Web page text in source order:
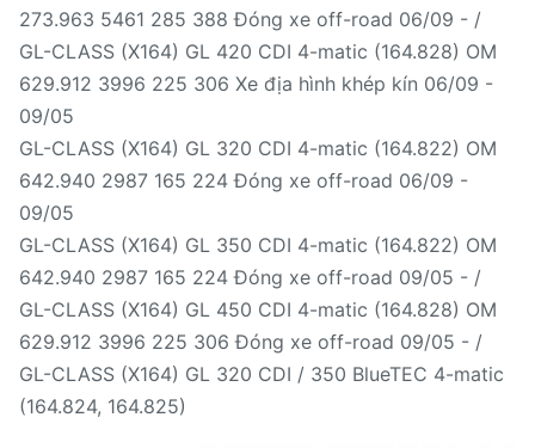
273.963 5461 285 388 Đóng xe off-road 06/09 - /
GL-CLASS (X164) GL 420 CDI 4-matic (164.828) OM
629.912 3996 225 306 Xe địa hình khép kín 06/09 -
09/05
GL-CLASS (X164) GL 320 CDI 4-matic (164.822) OM
642.940 2987 165 224 Đóng xe off-road 06/09 -
09/05
GL-CLASS (X164) GL 350 CDI 4-matic (164.822) OM
642.940 2987 165 224 Đóng xe off-road 09/05 - /
GL-CLASS (X164) GL 450 CDI 4-matic (164.828) OM
629.912 3996 225 306 Đóng xe off-road 09/05 - /
GL-CLASS (X164) GL 320 CDI / 350 BlueTEC 4-matic
(164.824, 164.825)